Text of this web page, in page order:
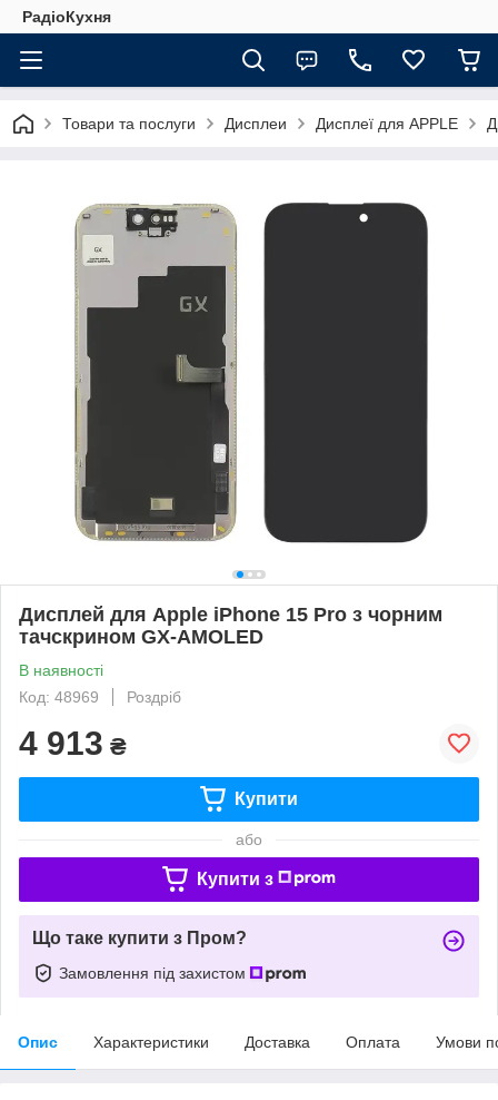
РадіоКухня
Товари та послуги Дисплеи Дисплеї для APPLE
Дисплей для Apple iPhone 15 Pro з чорним
тачскрином GX-AMOLED
В наявності
Код: 48969
Роздріб
4 913 ₴
Купити
або
Купити з
Що таке купити з Пром?
Замовлення під захистом
Опис Характеристики Доставка Оплата Умови